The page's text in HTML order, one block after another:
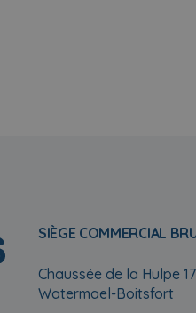
SIÈGE COMMERCIAL
Chaussée de la Hulpe
Watermael-Boitsfort